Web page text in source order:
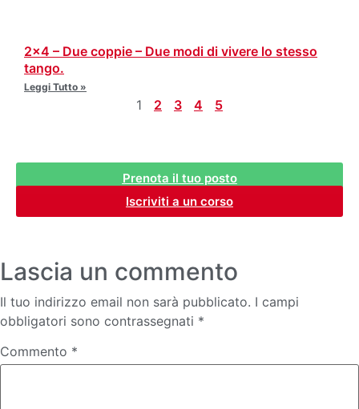
2×4 – Due coppie – Due modi di vivere lo stesso
tango.
Leggi Tutto »
1 2 3 4 5
Prenota il tuo posto
Iscriviti a un corso
Lascia un commento
Il tuo indirizzo email non sarà pubblicato. I campi
obbligatori sono contrassegnati *
Commento *